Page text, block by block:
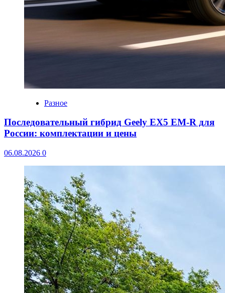
Разное
Последовательный гибрид Geely EX5 EM-R для
России: комплектации и цены
06.08.2026 0